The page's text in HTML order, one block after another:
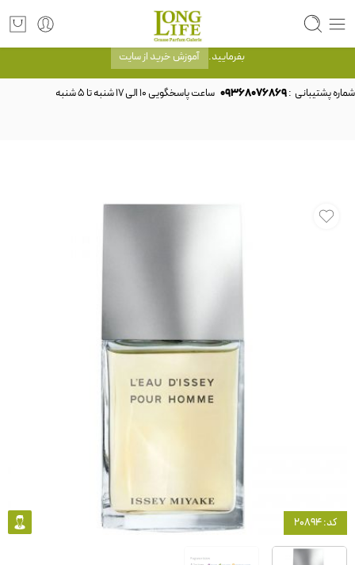
توجه! برند لانگ لایف رایحه های معروف را با شیشه و بسته بندی خود شرکت لانگ لایف
عرضه می کند.که با انتخاب حجم هر ادکلنی می توانید شیشه و بسته بندی را ملاحظه
بفرمایید. آموزش خرید از سایت
شماره پشتیبانی :09368076869
کد: 20894